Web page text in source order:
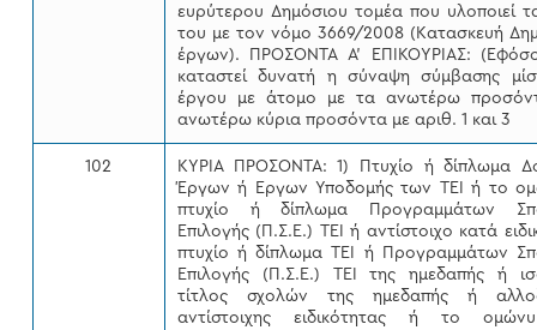
ευρύτερου Δημόσιου τομέα που υλοποιεί
του με τον νόμο 3669/2008 (Κατασκευή
έργων). ΠΡΟΣΟΝΤΑ Α’ ΕΠΙΚΟΥΡΙΑΣ:
καταστεί δυνατή η σύναψη σύμβασης
έργου με άτομο με τα ανωτέρω
ανωτέρω κύρια προσόντα με αριθ. 1 και 3
102
ΚΥΡΙΑ ΠΡΟΣΟΝΤΑ: 1) Πτυχίο ή δίπλωμα
Έργων ή Εργων Υποδομής των ΤΕΙ ή το
πτυχίο ή δίπλωμα Προγραμμάτων
Επιλογής (Π.Σ.Ε.) ΤΕΙ ή αντίστοιχο κατά
πτυχίο ή δίπλωμα ΤΕΙ ή Προγραμμάτων
Επιλογής (Π.Σ.Ε.) ΤΕΙ της ημεδαπής ή
τίτλος σχολών της ημεδαπής ή
αντίστοιχης ειδικότητας ή το